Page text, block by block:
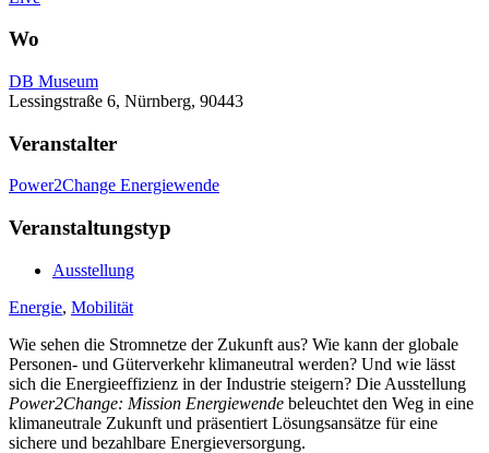
Wo
DB Museum
Lessingstraße 6, Nürnberg, 90443
Veranstalter
Power2Change Energiewende
Veranstaltungstyp
Ausstellung
Energie, Mobilität
Wie sehen die Stromnetze der Zukunft aus? Wie kann der globale
Personen- und Güterverkehr klimaneutral werden? Und wie lässt
sich die Energieeffizienz in der Industrie steigern? Die Ausstellung
Power2Change: Mission Energiewende beleuchtet den Weg in eine
klimaneutrale Zukunft und präsentiert Lösungsansätze für eine
sichere und bezahlbare Energieversorgung.